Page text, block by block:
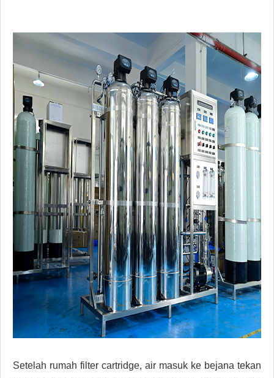
Setelah rumah filter cartridge, air masuk ke bejana tekan